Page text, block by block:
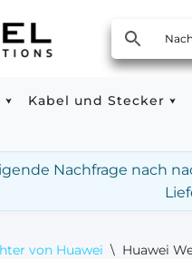
Kabel und Stecker
Nachfrage nach
von Huawei \ Huawei